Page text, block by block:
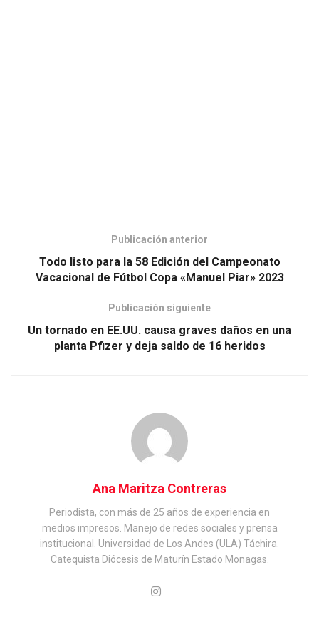
Publicación anterior
Todo listo para la 58 Edición del Campeonato
Vacacional de Fútbol Copa «Manuel Piar» 2023
Publicación siguiente
Un tornado en EE.UU. causa graves daños en una
planta Pfizer y deja saldo de 16 heridos
Ana Maritza Contreras
Periodista, con más de 25 años de experiencia en
medios impresos. Manejo de redes sociales y prensa
institucional. Universidad de Los Andes (ULA) Táchira.
Catequista Diócesis de Maturín Estado Monagas.